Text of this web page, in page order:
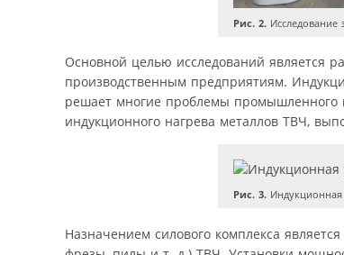
Рис. 2. Исследование
Основной целью исследований является
производственным предприятиям.
решает многие проблемы промышленного
индукционного нагрева металлов ТВЧ,
Рис. 3.
Назначением силового комплекса